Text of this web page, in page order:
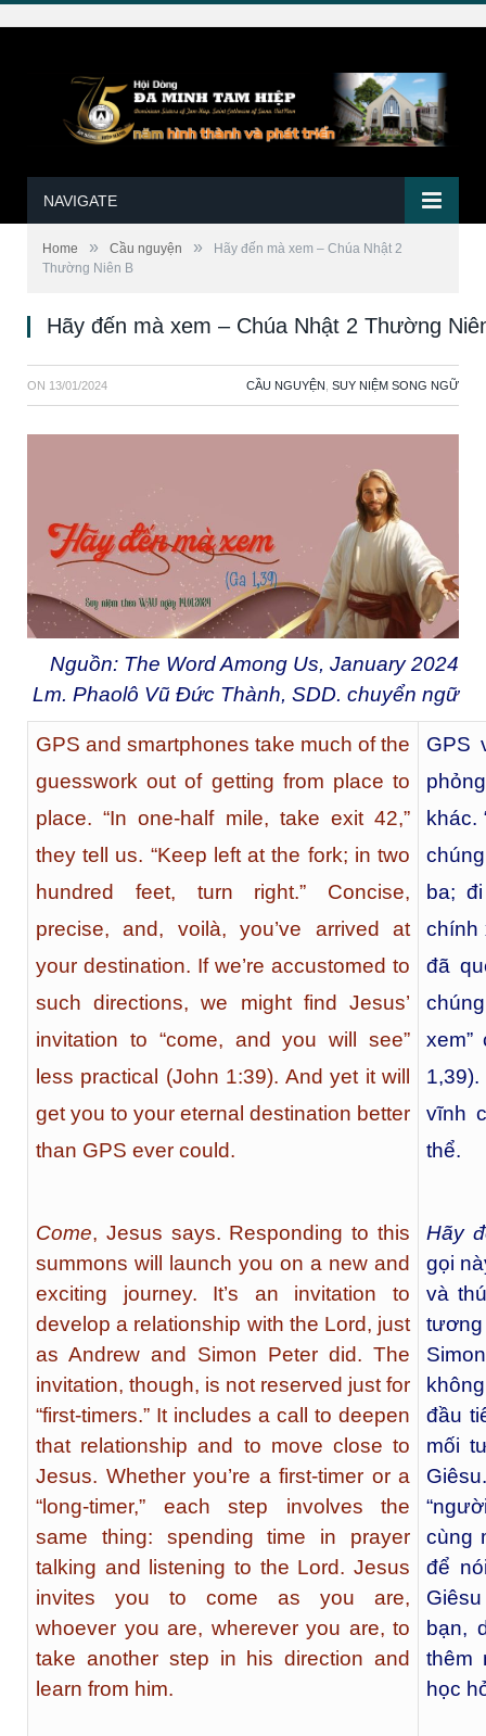
NAVIGATE
Home » Cầu nguyện »
Hãy đến mà xem – Chúa Nhật 2
Thường Niên B
Hãy đến mà xem – Chúa Nhật 2 Thường
ON 13/01/2024 CẦU NGUYỆN SUY NIỆM SONG NGỮ
Nguồn: The Word Among Us, January 2024
Lm. Phaolô Vũ Đức Thành, SDD. chuyển ngữ
GPS and smartphones take much of the
guesswork out of getting from place to
place. “In one-half mile, take exit 42,”
they tell us. “Keep left at the fork; in two
hundred feet, turn right.” Concise,
precise, and, voilà, you’ve arrived at
your destination. If we’re accustomed to
such directions, we might find Jesus’
invitation to “come, and you will see”
less practical (John 1:39). And yet it will
get you to your eternal destination better
than GPS ever could.
Come, Jesus says. Responding to this
summons will launch you on a new and
exciting journey. It’s an invitation to
develop a relationship with the Lord, just
as Andrew and Simon Peter did. The
invitation, though, is not reserved just for
“first-timers.” It includes a call to deepen
that relationship and to move close to
Jesus. Whether you’re a first-timer or a
“long-timer,” each step involves the
same thing: spending time in prayer
talking and listening to the Lord. Jesus
invites you to come as you are,
whoever you are, wherever you are, to
take another step in his direction and
learn from him.
GPS
khác.
ba;
chính
đã
vĩnh
thể.
Hãy
gọi
và
đầu
mối
cùng
để
bạn,
thêm
học